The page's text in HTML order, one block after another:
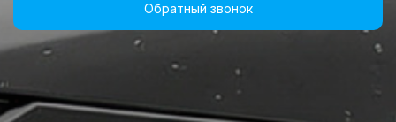
Обратный звонок